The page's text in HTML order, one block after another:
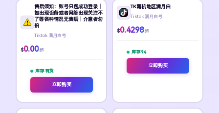
售后须知：账号只包成功登录｜
如出现设备或者网络出现关注不
了等各种情况无售后｜介意者勿
拍
Tiktok 满月白号
$0.00 起
库存 有货
立即购买
TK随机地区满月白
Tiktok 满月白号
$0.4298 起
库存 94
立即购买